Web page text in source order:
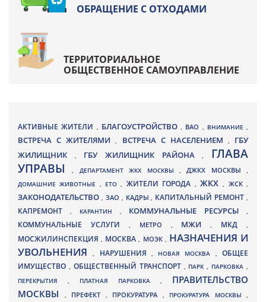
ОБРАЩЕНИЕ С ОТХОДАМИ
ТЕРРИТОРИАЛЬНОЕ
ОБЩЕСТВЕННОЕ САМОУПРАВЛЕНИЕ
АКТИВНЫЕ ЖИТЕЛИ , БЛАГОУСТРОЙСТВО , ВАО , ВНИМАНИЕ ,
ВСТРЕЧА С ЖИТЕЛЯМИ, ВСТРЕЧА С НАСЕЛЕНИЕМ , ГБУ
ЖИЛИЩНИК
, ГБУ ЖИЛИЩНИК РАЙОНА, ГЛАВА
УПРАВЫ, ДЕПАРТАМЕНТ ЖКХ МОСКВЫ ,ДЖКХ МОСКВЫ ,
ДОМАШНИЕ ЖИВОТНЫЕ , ЕТО, ЖИТЕЛИ ГОРОДА , ЖКХ, ЖСК,
ЗАКОНОДАТЕЛЬСТВО , ЗАО , КАДРЫ, КАПИТАЛЬНЫЙ РЕМОНТ ,
КАПРЕМОНТ , КАРАНТИН , КОММУНАЛЬНЫЕ РЕСУРСЫ,
КОММУНАЛЬНЫЕ УСЛУГИ , МЕТРО , МЖИ, МКД ,
МОСЖИЛИНСПЕКЦИЯ, МОСКВА , МОЭК , НАЗНАЧЕНИЯ И
УВОЛЬНЕНИЯ, НАРУШЕНИЯ , НОВАЯ МОСКВА ,ОБЩЕЕ
ИМУЩЕСТВО , ОБЩЕСТВЕННЫЙ ТРАНСПОРТ , ПАРК, ПАРКОВКА ,
ПЕРЕКРЫТИЯ , ПЛАТНАЯ ПАРКОВКА , ПРАВИТЕЛЬСТВО
МОСКВЫ
, ПРЕФЕКТ , ПРОКУРАТУРА , ПРОКУРАТУРА МОСКВЫ ,